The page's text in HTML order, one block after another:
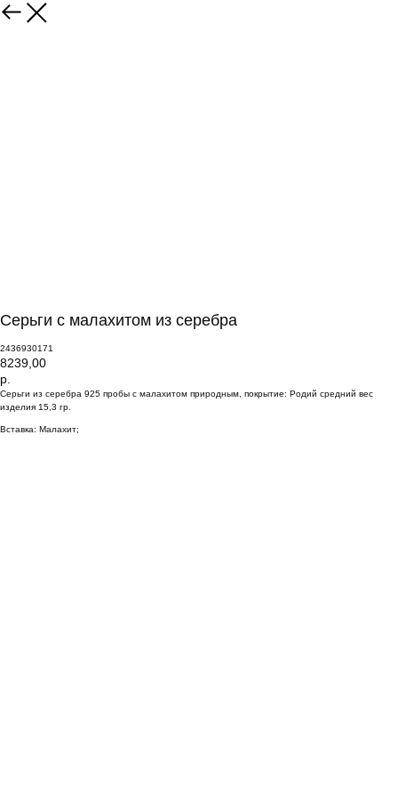
Серьги с малахитом из серебра
2436930171
8239,00
р.
Серьги из серебра 925 пробы с малахитом природным, покрытие: Родий средний вес
изделия 15,3 гр.
Вставка: Малахит;